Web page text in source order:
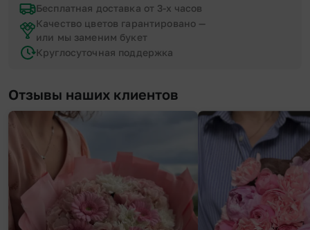
Бесплатная доставка от 3-х часов
Качество цветов гарантировано —
или мы заменим букет
Круглосуточная поддержка
Отзывы наших клиентов